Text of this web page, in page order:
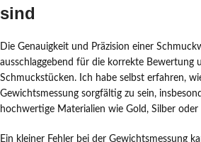
sind
Die Genauigkeit und Präzision einer
ausschlaggebend für die korrekte Bewertung
Schmuckstücken. Ich habe selbst erfahren,
Gewichtsmessung sorgfältig zu sein,
hochwertige Materialien wie Gold, Silber oder
Ein kleiner Fehler bei der Gewichtsmessung